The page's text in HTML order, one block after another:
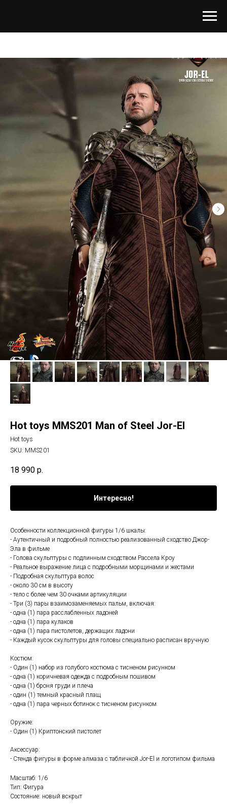
Hot toys MMS201 Man of Steel Jor-El
Hot toys
SKU: MMS201
18 990 р.
Интересно!
Особенности коллекционной фигуры 1/6 шкалы:
- Аутентичный и подробный полностью реализованный сходство Джор-
Эла в фильме
- Голова скульптуры с подлинным сходством Рассела Кроу
- Реальное выражение лица с подробными морщинами и жестами
- Подробная скульптура волос
- около 30 см в высоту
- тело с более чем 30 очками артикуляции
- Три (3) пары взаимозаменяемых пальм, включая:
- одна (1) пара расслабленных ладоней
- одна (1) пара кулаков
- одна (1) пара пистолетов, держащих ладони
- Каждый кусок скульптуры для головы специально расписан вручную
Костюм:
- Один (1) набор из голубого костюма с тисненом рисунком
- одна (1) коричневая одежда с подробным пошивом
- одна (1) броня груди и плеча
- один (1) темный красный плащ
- одна (1) пара черных ботинок с тисненом рисунком
Оружие:
- Один (1) Криптонский пистолет
Аксессуар:
- Стенда фигуры в форме алмаза с табличкой Jor-El и логотипом фильма
Масштаб: 1/6
Тип: Фигура
Состояние: новый вскрыт